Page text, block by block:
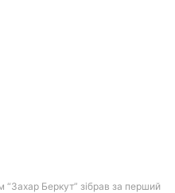
“Захар Беркут” зібрав за перший